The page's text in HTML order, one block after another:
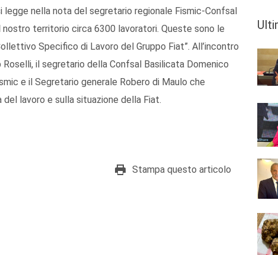
nella nota del segretario regionale Fismic-Confsal
territorio circa 6300 lavoratori. Queste sono le
Specifico di Lavoro del Gruppo Fiat”. All’incontro
il segretario della Confsal Basilicata Domenico
e il Segretario generale Robero di Maulo che
lavoro e sulla situazione della Fiat.
Stampa questo articolo